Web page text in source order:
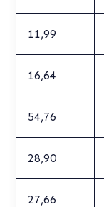
11,99
16,64
54,76
28,90
27,66